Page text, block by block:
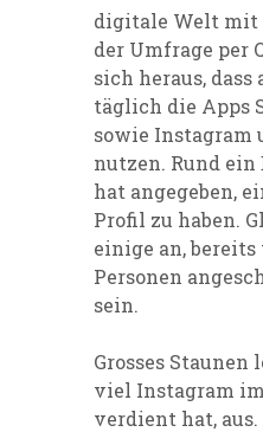
digitale Welt mit
der Umfrage per
sich heraus,
täglich die Apps
sowie Instagram
nutzen. Rund
hat angegeben,
Profil zu haben.
einige an, bereits
Personen
sein.
Grosses Staunen
viel Instagram im
verdient hat,